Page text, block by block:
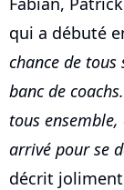
qui a débuté
chance de
banc de
tous
arrivé pour se
décrit